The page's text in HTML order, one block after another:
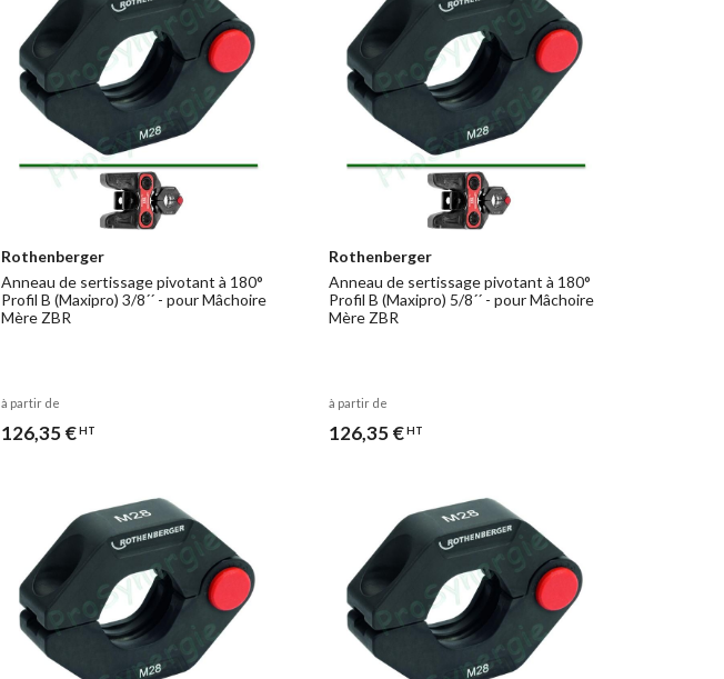
Rothenberger
Anneau de sertissage pivotant à 180°
Profil B (Maxipro) 3/8´´ - pour Mâchoire
Mère ZBR
à partir de
126,35 €HT
Rothenberger
Anneau de sertissage pivotant à 180°
Profil B (Maxipro) 5/8´´ - pour Mâchoire
Mère ZBR
à partir de
126,35 €HT